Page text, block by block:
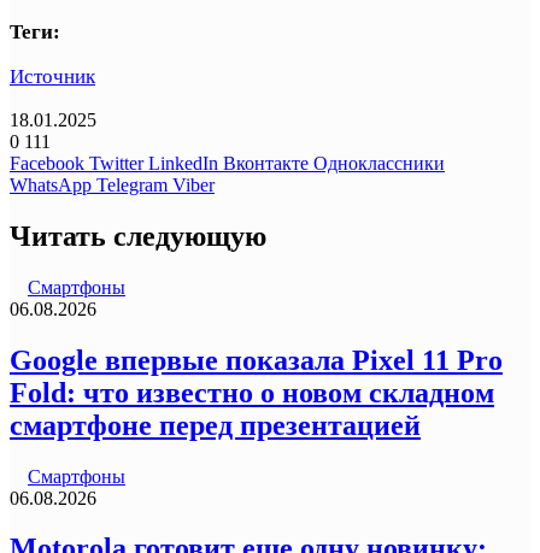
Теги:
Источник
18.01.2025
0 111
Facebook Twitter LinkedIn Вконтакте Одноклассники
WhatsApp Telegram Viber
Читать следующую
Смартфоны
06.08.2026
Google впервые показала Pixel 11 Pro
Fold: что известно о новом складном
смартфоне перед презентацией
Смартфоны
06.08.2026